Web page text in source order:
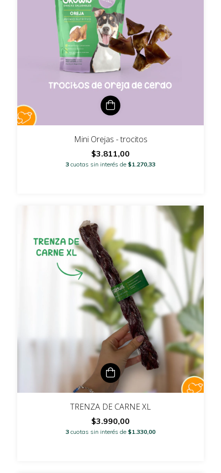
Mini Orejas - trocitos
$3.811,00
3 cuotas sin interés de $1.270,33
TRENZA DE CARNE XL
$3.990,00
3 cuotas sin interés de $1.330,00